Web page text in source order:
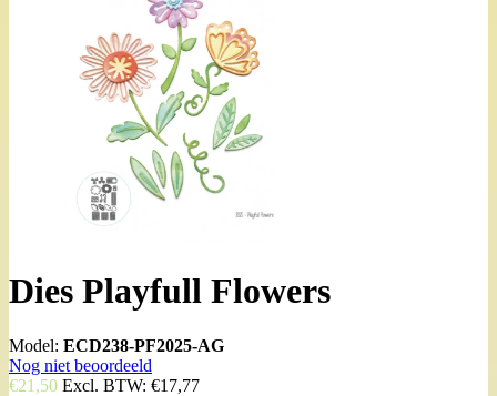
Dies Playfull Flowers
Model: ECD238-PF2025-AG
Nog niet beoordeeld
€21,50 Excl. BTW: €17,77